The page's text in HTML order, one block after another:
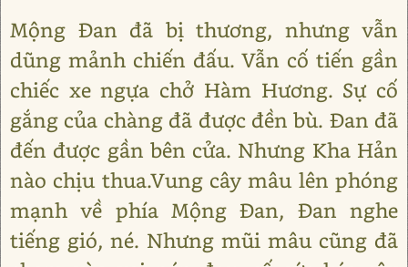
Mộng Ðan đã bị thương, nhưng vẫn
dũng mảnh chiến đấu. Vẫn cố tiến gần
chiếc xe ngựa chở Hàm Hương. Sự cố
gắng của chàng đã được đền bù. Ðan đã
đến được gần bên cửa. Nhưng Kha Hản
nào chịu thua.Vung cây mâu lên phóng
mạnh về phía Mộng Ðan, Ðan nghe
tiếng gió, né. Nhưng mũi mâu cũng đã